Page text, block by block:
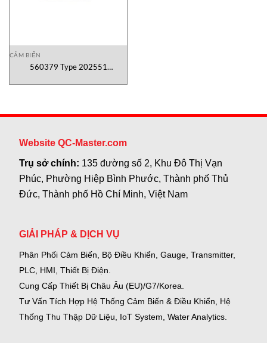
CẢM BIẾN
560379 Type 202551
Website QC-Master.com
Trụ sở chính: 135 đường số 2, Khu Đô Thị Vạn
Phúc, Phường Hiệp Bình Phước, Thành phố Thủ
Đức, Thành phố Hồ Chí Minh, Việt Nam
GIẢI PHÁP & DỊCH VỤ
Phân Phối Cảm Biến, Bộ Điều Khiển, Gauge, Transmitter,
PLC, HMI, Thiết Bị Điện.
Cung Cấp Thiết Bị Châu Âu (EU)/G7/Korea.
Tư Vấn Tích Hợp Hệ Thống Cảm Biến & Điều Khiển, Hệ
Thống Thu Thập Dữ Liệu, IoT System, Water Analytics.